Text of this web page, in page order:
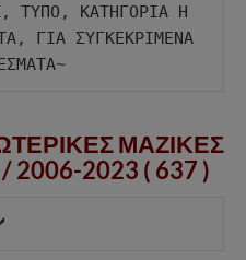
ΤΥΠΟ, ΚΑΤΗΓΟΡΙΑ Η
ΓΙΑ ΣΥΓΚΕΚΡΙΜΕΝΑ
ΑΠΟΤΕΛΕΣΜΑΤΑ~
ΜΑΖΙΚΕΣ
2006-2023 ( 637 )